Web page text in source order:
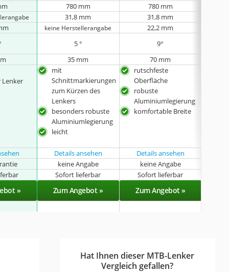
780 mm
780 mm
31,8 mm
31,8 mm
keine Herstellerangabe
22,2 mm
5 °
9°
35 mm 70 mm
Lenker
mit
Schnittmarkierungen
zum Kürzen des
Lenkers
besonders robuste
Aluminiumlegierung
leicht
rutschfeste
Oberfläche
robuste
Aluminiumlegierung
komfortable Breite
Details ansehen
Details ansehen
keine Angabe keine Angabe
Sofort lieferbar Sofort lieferbar
» Zum Angebot » Zum Angebot »
Hat Ihnen dieser MTB-Lenker
Vergleich gefallen?